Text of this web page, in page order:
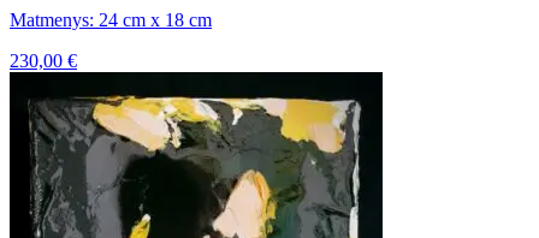
Matmenys: 24 cm x 18 cm
230,00 €